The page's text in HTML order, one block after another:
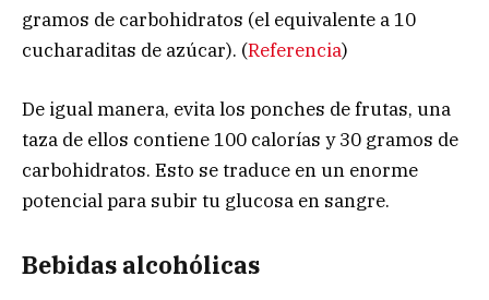
gramos de carbohidratos (el equivalente a 10
cucharaditas de azúcar). (Referencia)
De igual manera, evita los ponches de frutas, una
taza de ellos contiene 100 calorías y 30 gramos de
carbohidratos. Esto se traduce en un enorme
potencial para subir tu glucosa en sangre.
Bebidas alcohólicas